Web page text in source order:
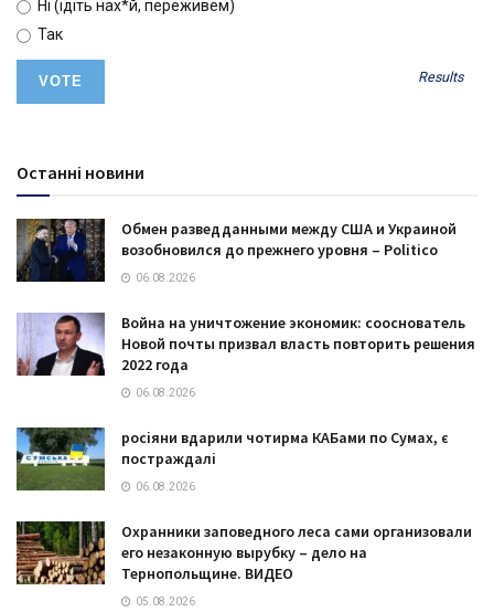
Ні (ідіть нах*й, переживем)
Так
Results
Останні новини
Обмен разведданными между США и Украиной
возобновился до прежнего уровня – Politico
06.08.2026
Война на уничтожение экономик: сооснователь
Новой почты призвал власть повторить решения
2022 года
06.08.2026
росіяни вдарили чотирма КАБами по Сумах, є
постраждалі
06.08.2026
Охранники заповедного леса сами организовали
его незаконную вырубку – дело на
Тернопольщине. ВИДЕО
05.08.2026